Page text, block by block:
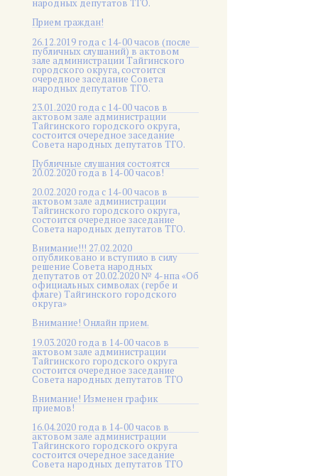
народных депутатов ТГО.
Прием граждан!
26.12.2019 года с 14-00 часов (после
публичных слушаний) в актовом
зале администрации Тайгинского
городского округа, состоится
очередное заседание Совета
народных депутатов ТГО.
23.01.2020 года с 14-00 часов в
актовом зале администрации
Тайгинского городского округа,
состоится очередное заседание
Совета народных депутатов ТГО.
Публичные слушания состоятся
20.02.2020 года в 14-00 часов!
20.02.2020 года с 14-00 часов в
актовом зале администрации
Тайгинского городского округа,
состоится очередное заседание
Совета народных депутатов ТГО.
Внимание!!! 27.02.2020
опубликовано и вступило в силу
решение Совета народных
депутатов от 20.02.2020 № 4-нпа «Об
официальных символах (гербе и
флаге) Тайгинского городского
округа»
Внимание! Онлайн прием.
19.03.2020 года в 14-00 часов в
актовом зале администрации
Тайгинского городского округа
состоится очередное заседание
Совета народных депутатов ТГО
Внимание! Изменен график
приемов!
16.04.2020 года в 14-00 часов в
актовом зале администрации
Тайгинского городского округа
состоится очередное заседание
Совета народных депутатов ТГО